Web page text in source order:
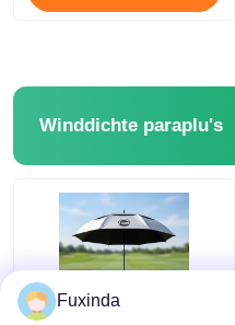
Winddichte paraplu's
Fuxinda